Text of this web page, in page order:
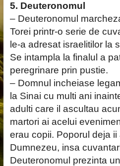
5. Deuteronomul
– Deuteronomul
Torei printr-o serie de
le-a adresat israelitilor la
Se intampla la finalul a
peregrinare prin pustie.
– Domnul incheiase
la Sinai cu multi ani
adulti care il ascultau
martori ai acelui
erau copii. Poporul deja ii
Dumnezeu, insa
Deuteronomul prezinta